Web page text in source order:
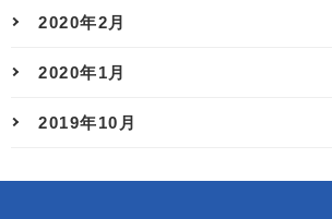
2020年2月
2020年1月
2019年10月